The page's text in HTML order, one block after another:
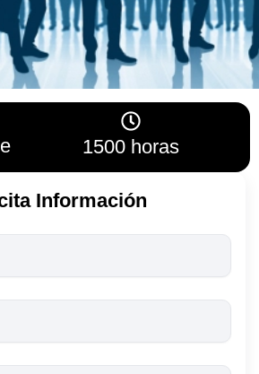
1500 horas
Información